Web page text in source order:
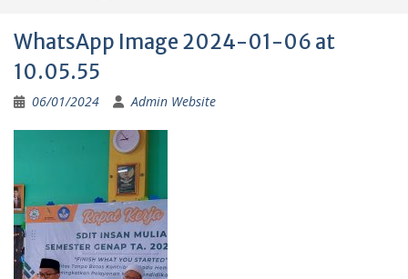
WhatsApp Image 2024-01-06 at
10.05.55
06/01/2024 Admin Website